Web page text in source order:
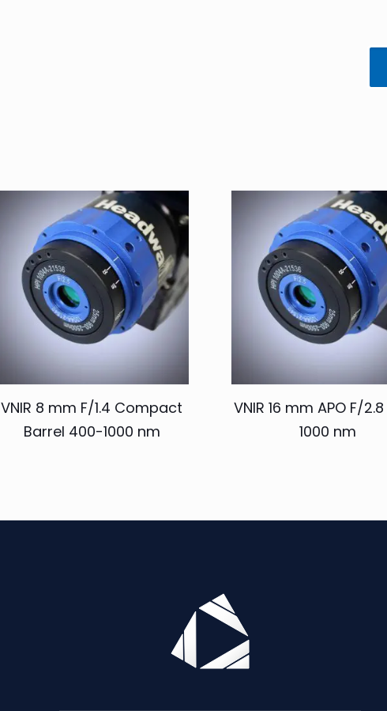
VNIR 8 mm F/1.4 Compact
Barrel 400-1000 nm
VNIR 16 mm APO F/
1000 nm